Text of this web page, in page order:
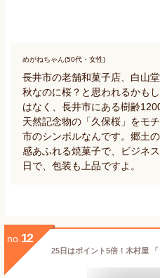
めがねちゃん(50代・女性)
長井市の老舗和菓子店、白山
秋なのに桜？と思われるかも
はなく、長井市にある樹齢
天然記念物の「久保桜」をモ
市のシンボルなんです。郷土
感あふれる焼菓子で、ビジネ
日で、包装も上品ですよ。
no. 12